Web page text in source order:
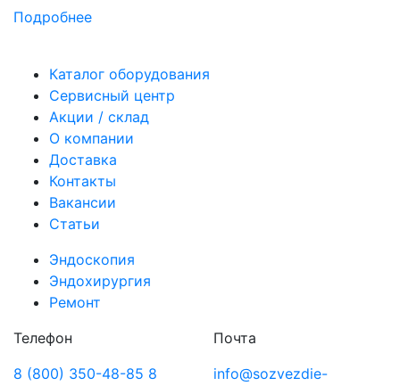
Подробнее
Каталог оборудования
Сервисный центр
Акции / склад
О компании
Доставка
Контакты
Вакансии
Статьи
Эндоскопия
Эндохирургия
Ремонт
Телефон
8 (800) 350-48-85 8
Почта
info@sozvezdie-